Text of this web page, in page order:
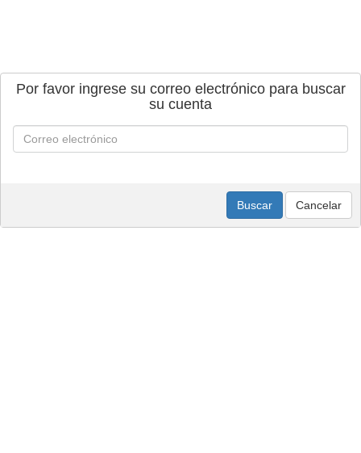
Por favor ingrese su correo electrónico para buscar
su cuenta
Buscar Cancelar